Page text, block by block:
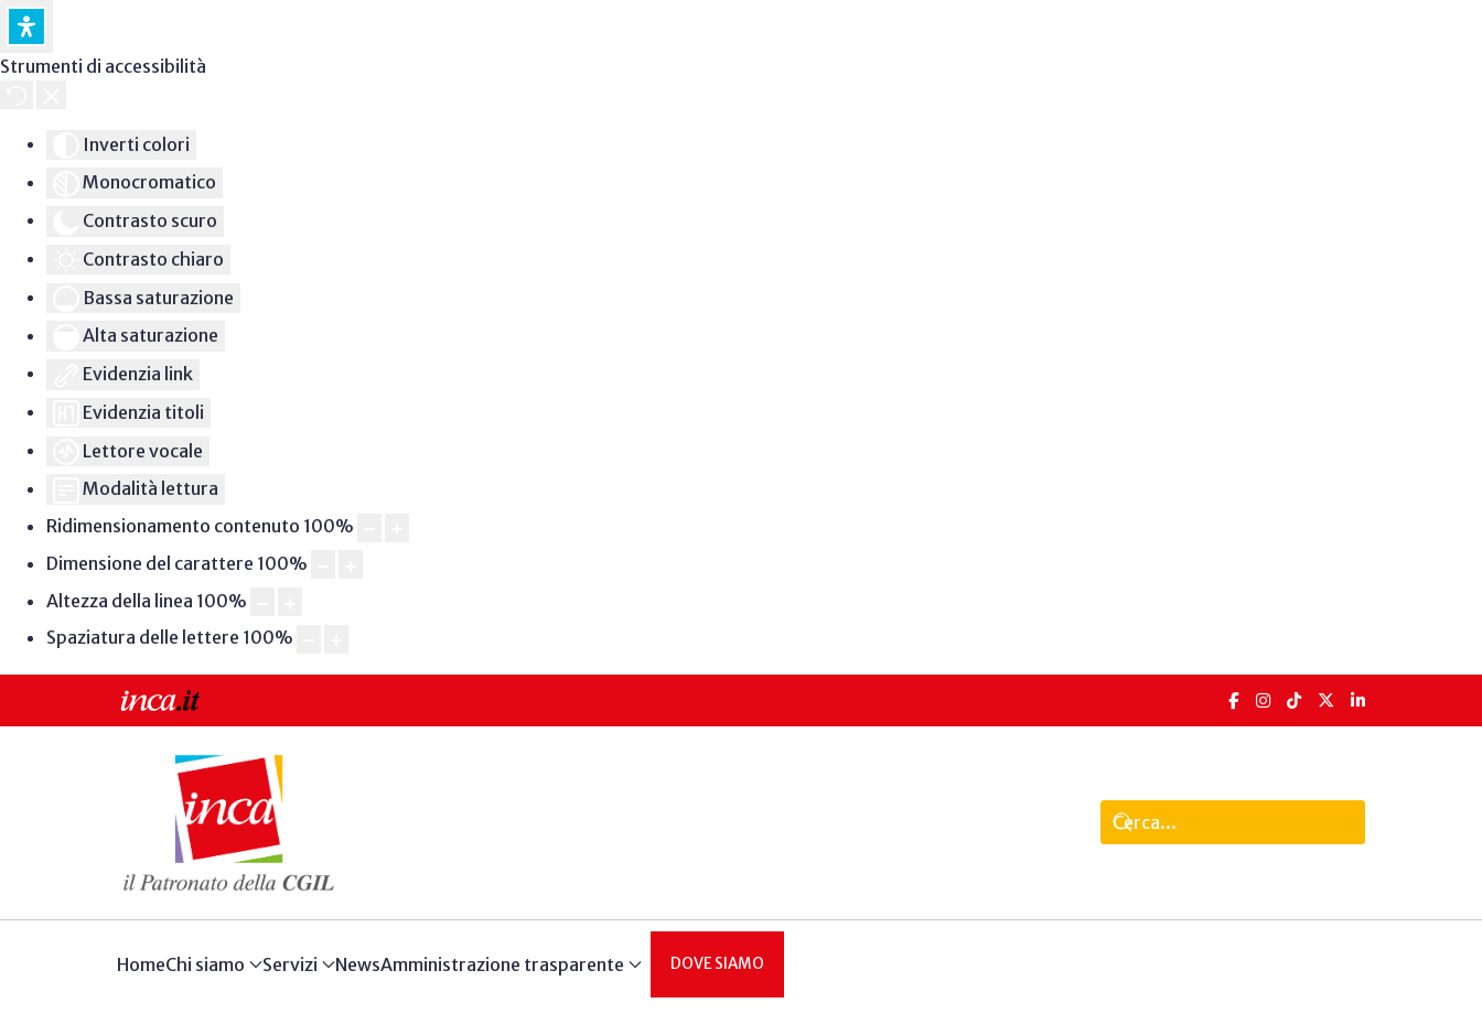
Strumenti di accessibilità
Inverti colori
Monocromatico
Contrasto scuro
Contrasto chiaro
Bassa saturazione
Alta saturazione
Evidenzia link
Evidenzia titoli
Lettore vocale
Modalità lettura
Ridimensionamento contenuto 100%
Dimensione del carattere 100%
Altezza della linea 100%
Spaziatura delle lettere 100%
HomeChi siamo Servizi NewsAmministrazione trasparente DOVE SIAMO